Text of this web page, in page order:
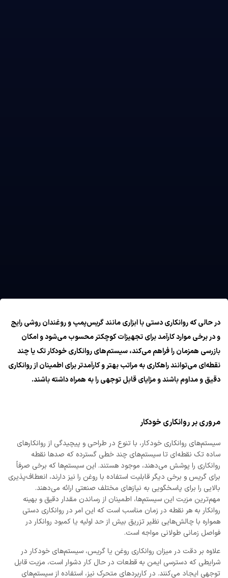
در حالی که روانکاری دستی با ابزاری مانند گریس‌پمپ و روغندان روشی رایج
و در برخی موارد کارآمد برای تجهیزات کوچکتر محسوب می‌شود و امکان
بازرسی همزمان را فراهم می‌کند، سیستم‌های روانکاری خودکار تک یا چند
نقطه‌ای می‌توانند راهکاری به مراتب بهتر و کارآمدتر برای اطمینان از روانکاری
دقیق و مداوم باشند و مزایای قابل توجهی را به همراه داشته باشند.
مروری بر روانکاری خودکار
سیستم‌های روانکاری خودکار، با تنوع در طراحی و پیچیدگی از روانکارهای
ساده تک نقطه‌ای تا سیستم‌های چند خطی گسترده که صدها نقطه
روانکاری را پوشش می‌دهند، موجود هستند. این سیستم‌ها که برخی صرفاً
برای گریس و برخی دیگر قابلیت استفاده با روغن را نیز دارند، انعطاف‌پذیری
بالایی را برای پاسخگویی به نیازهای مختلف صنعتی ارائه می‌دهند.
مهم‌ترین مزیت این سیستم‌ها، اطمینان از رساندن مقدار دقیق و بهینه
روانکار به هر نقطه در زمان مناسب است که این امر در روانکاری دستی
همواره با چالش‌هایی نظیر تزریق بیش از حد اولیه یا کمبود روانکار در
فواصل زمانی طولانی مواجه است.
علاوه بر دقت در میزان روانکاری روغن یا گریس، سیستم‌های خودکار در
شرایطی که دسترسی ایمن به قطعات در حال کار دشوار است، مزیت قابل
توجهی ایجاد می‌کنند. در کاربردهای متحرک نیز، استفاده از سیستم‌های